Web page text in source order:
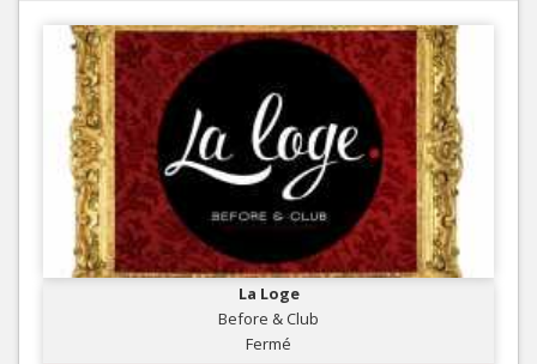
La Loge
Before & Club
Fermé